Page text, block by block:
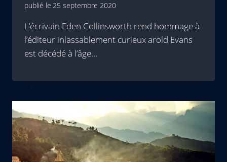
publié le 25 septembre 2020
L’écrivain Eden Collinsworth rend hommage à
l’éditeur inlassablement curieux arold Evans
est décédé à l’âge…